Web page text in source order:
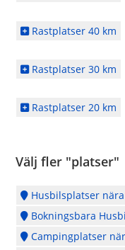
Rastplatser 40 km
Rastplatser 30 km
Rastplatser 20 km
Välj fler "platser"
Husbilsplatser
Bokningsbara
Campingplatser